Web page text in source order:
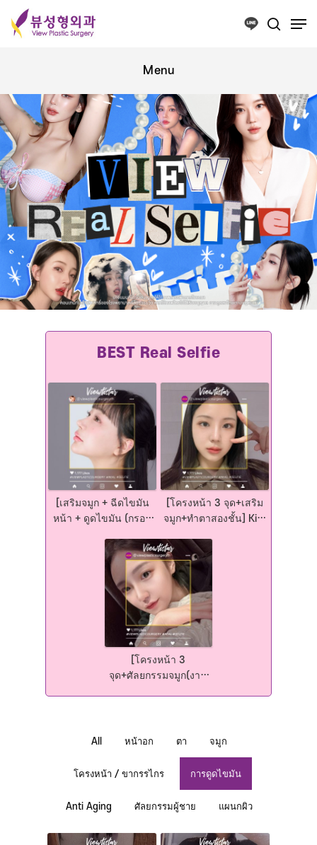
[เสริมจมูก + ฉีดไขมัน
หน้า + ดูดไขมัน (กรอบ
Plastic Surgery Korea
[โครงหน้า 3 จุด+เสริม
จมูก+ทำตาสองชั้น] Kim
Surgery Korea
[โครงหน้า 3
จุด+ศัลยกรรมจมูก(งาน
All หน้าอก ตา จมูก
โครงหน้า / ขากรรไกร การดูดไขมัน
Anti Aging ศัลยกรรมผู้ชาย แผนกผิว